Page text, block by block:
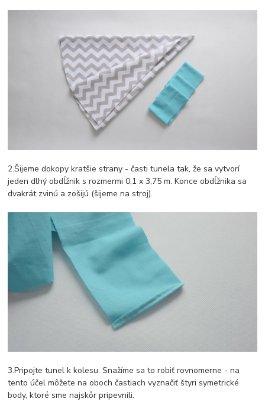
2.Šijeme dokopy kratšie strany - časti tunela tak, že sa vytvorí
jeden dlhý obdĺžnik s rozmermi 0,1 x 3,75 m. Konce obdĺžnika sa
dvakrát zvinú a zošijú (šijeme na stroj).
3.Pripojte tunel k kolesu. Snažíme sa to robiť rovnomerne - na
tento účel môžete na oboch častiach vyznačiť štyri symetrické
body, ktoré sme najskôr pripevnili.